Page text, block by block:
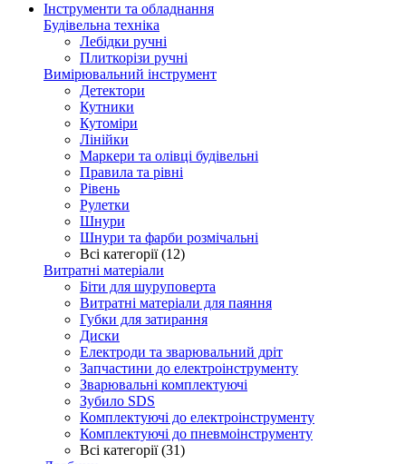
Інструменти та обладнання
Будівельна техніка
Лебідки ручні
Плиткорізи ручні
Вимірювальний інструмент
Детектори
Кутники
Кутоміри
Лінійки
Маркери та олівці будівельні
Правила та рівні
Рівень
Рулетки
Шнури
Шнури та фарби розмічальні
Всі категорії (12)
Витратні матеріали
Біти для шуруповерта
Витратні матеріали для паяння
Губки для затирання
Диски
Електроди та зварювальний дріт
Запчастини до електроінструменту
Зварювальні комплектуючі
Зубило SDS
Комплектуючі до електроінструменту
Комплектуючі до пневмоінструменту
Всі категорії (31)